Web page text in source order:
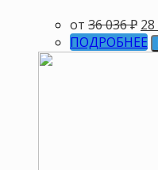
от 36 036₽ 28
ПОДРОБНЕЕ